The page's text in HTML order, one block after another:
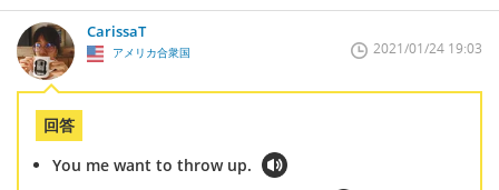
CarissaT
アメリカ合衆国 2021/01/24 19:03
回答
You me want to throw up.